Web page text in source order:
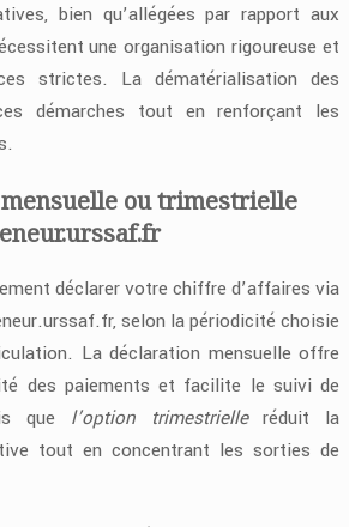
bien qu’allégées par rapport aux
une organisation rigoureuse et
strictes. La dématérialisation des
démarches tout en renforçant les
ou trimestrielle
déclarer votre chiffre d’affaires via
selon la périodicité choisie
La déclaration mensuelle offre
des paiements et facilite le suivi de
que l’option trimestrielleréduit la
tout en concentrant les sorties de